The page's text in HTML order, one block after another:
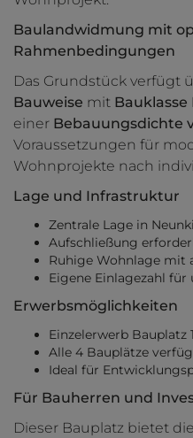
Baulandwidmung mit
Rahmenbedingungen
Das Grundstück verfügt
Bauweise mit Bauklasse
einer Bebauungsdichte
Voraussetzungen für
Wohnprojekte nach
Lage und Infrastruktur
Zentrale Lage in
Aufschließung
Ruhige Wohnlage mit
Eigene Einlagezahl
Erwerbsmöglichkeiten
Einzelerwerb Bauplatz
Alle 4 Bauplätze
Ideal für
Für Bauherren und
Dieser Bauplatz bietet